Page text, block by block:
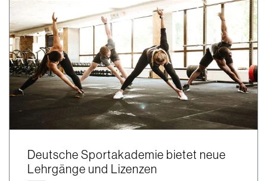
Deutsche Sportakademie bietet neue
Lehrgänge und Lizenzen